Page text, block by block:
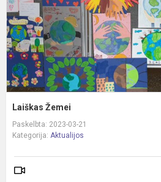
Laiškas Žemei
Paskelbta: 2023-03-21
Kategorija: Aktualijos